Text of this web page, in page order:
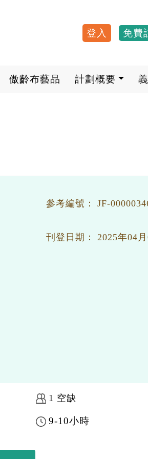
User
登入 免費
傲齡布藝品 計劃概要
參考編號： JF-
刊登日期： 2025年04月
1 空缺
9-10小時